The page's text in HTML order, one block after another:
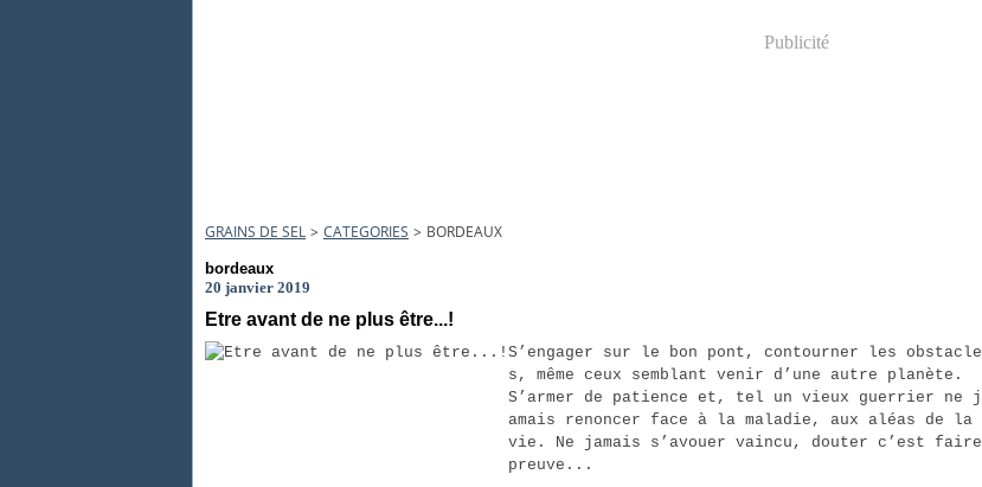
Publicité
GRAINS DE SEL > CATEGORIES > BORDEAUX
bordeaux
20 janvier 2019
Etre avant de ne plus être...!
S’engager sur le bon pont, contourner les obstacle
s, même ceux semblant venir d’une autre planète.
S’armer de patience et, tel un vieux guerrier ne j
amais renoncer face à la maladie, aux aléas de la
vie. Ne jamais s’avouer vaincu, douter c’est faire
preuve...